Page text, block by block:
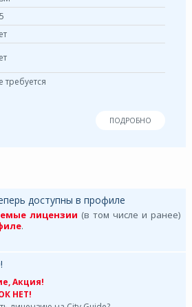
требуется
ПОДРОБНО
доступны в профиле
лицензии (в том числе и ранее)
.
Акция!
НЕТ!